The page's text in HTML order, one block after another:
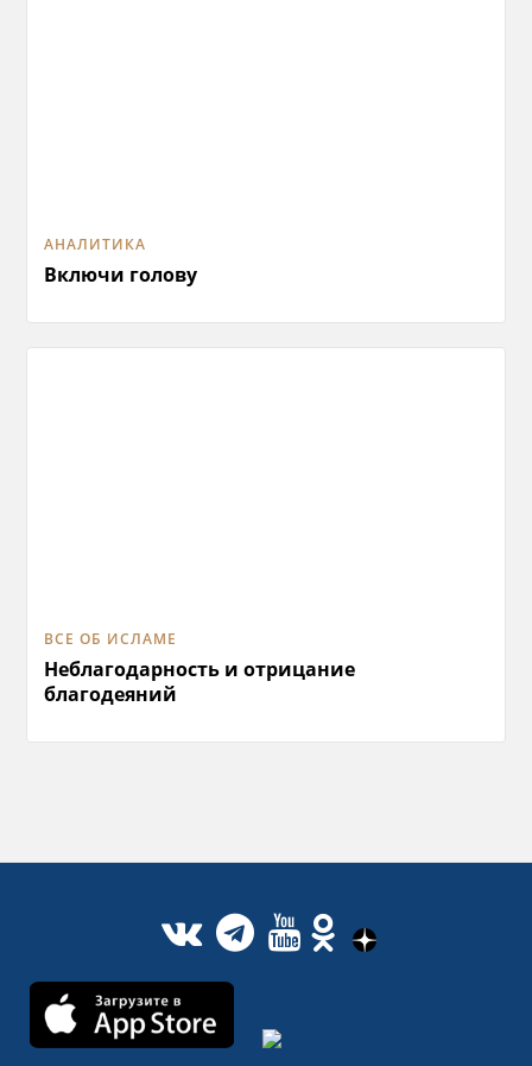
АНАЛИТИКА
Включи голову
ВСЕ ОБ ИСЛАМЕ
Неблагодарность и отрицание
благодеяний